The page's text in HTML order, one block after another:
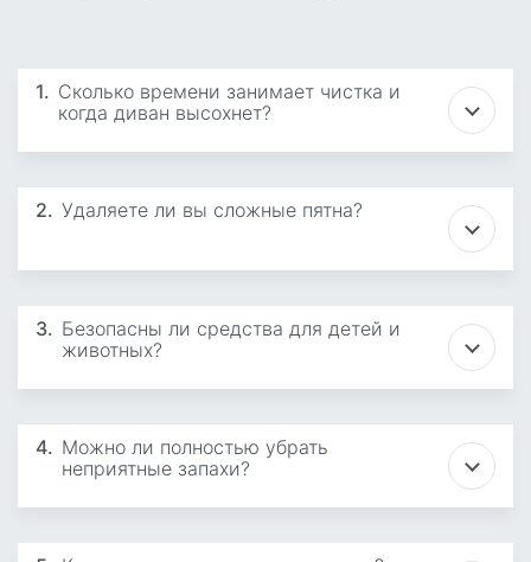
1. Сколько времени занимает чистка и
когда диван высохнет?
2. Удаляете ли вы сложные пятна?
3. Безопасны ли средства для детей и
животных?
4. Можно ли полностью убрать
неприятные запахи?